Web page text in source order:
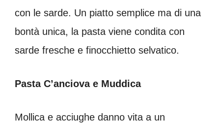
con le sarde. Un piatto semplice ma di una
bontà unica, la pasta viene condita con
sarde fresche e finocchietto selvatico.
Pasta C’anciova e Muddica
Mollica e acciughe danno vita a un